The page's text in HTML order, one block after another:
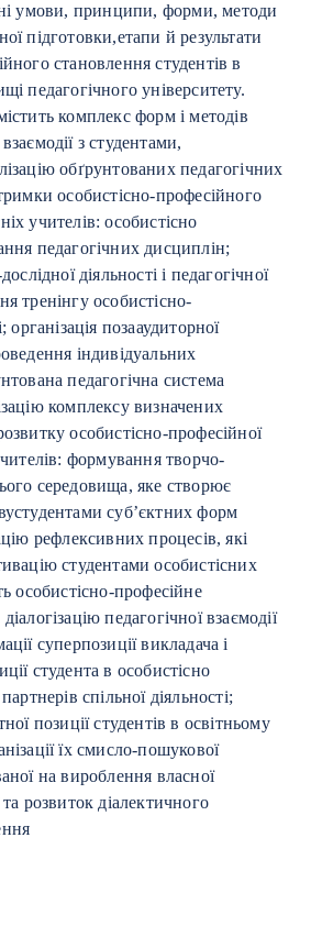
умови, принципи, форми, методи
підготовки,етапи й результати
становлення студентів в
педагогічного університету.
комплекс форм і методів
з студентами,
обґрунтованих педагогічних
особистісно-професійного
учителів: особистісно
педагогічних дисциплін;
діяльності і педагогічної
тренінгу особистісно-
організація позааудиторної
індивідуальних
педагогічна система
комплексу визначених
особистісно-професійної
формування творчо-
середовища, яке створює
суб’єктних форм
рефлексивних процесів, які
студентами особистісних
особистісно-професійне
педагогічної взаємодії
суперпозиції викладача і
студента в особистісно
спільної діяльності;
позиції студентів в освітньому
їх смисло-пошукової
на вироблення власної
розвиток діалектичного